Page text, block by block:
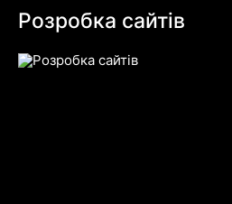
Розробка сайтів